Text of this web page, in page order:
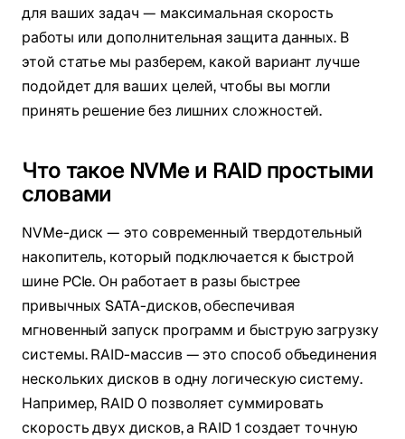
для ваших задач — максимальная скорость
работы или дополнительная защита данных. В
этой статье мы разберем, какой вариант лучше
подойдет для ваших целей, чтобы вы могли
принять решение без лишних сложностей.
Что такое NVMe и RAID простыми
словами
NVMe-диск — это современный твердотельный
накопитель, который подключается к быстрой
шине PCIe. Он работает в разы быстрее
привычных SATA-дисков, обеспечивая
мгновенный запуск программ и быструю загрузку
системы. RAID-массив — это способ объединения
нескольких дисков в одну логическую систему.
Например, RAID 0 позволяет суммировать
скорость двух дисков, а RAID 1 создает точную